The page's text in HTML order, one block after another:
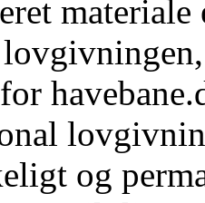
og